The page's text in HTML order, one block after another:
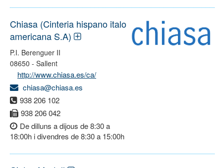
Chiasa (Cinteria hispano italo
americana S.A)
P.I. Berenguer II
08650 - Sallent
http://www.chiasa.es/ca/
chiasa@chiasa.es
938 206 102
938 206 042
De dilluns a dijous de 8:30 a
18:00h i divendres de 8:30 a 15:00h